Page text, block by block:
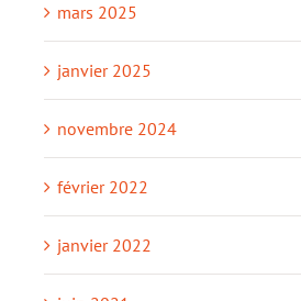
mars 2025
janvier 2025
novembre 2024
février 2022
janvier 2022